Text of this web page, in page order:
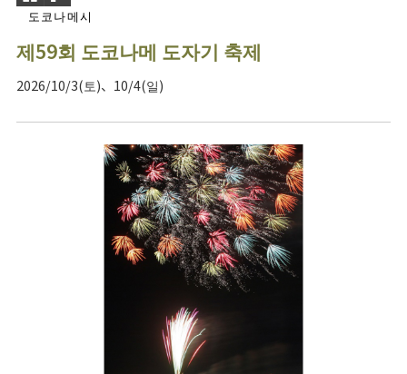
도코나메시
제59회 도코나메 도자기 축제
2026/10/3(토)、10/4(일)